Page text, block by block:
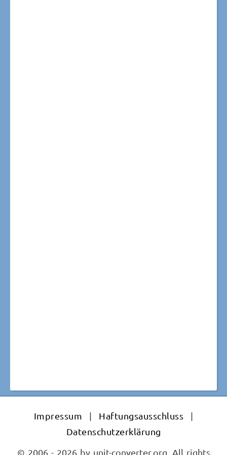
Impressum | Haftungsausschluss
|
Datenschutzerklärung
© 2006 - 2026 by unit-converter.org. All rights